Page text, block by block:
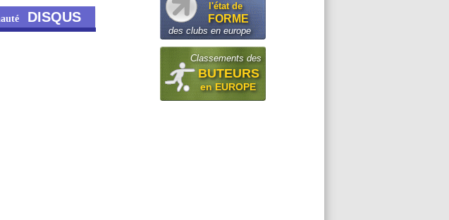
DISQUS
l'état de
FORME
des clubs en europe
Classements des
BUTEURS
en EUROPE